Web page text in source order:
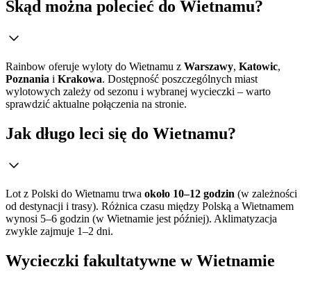
Skąd można polecieć do Wietnamu?
Rainbow oferuje wyloty do Wietnamu z Warszawy, Katowic,
Poznania i Krakowa. Dostępność poszczególnych miast
wylotowych zależy od sezonu i wybranej wycieczki – warto
sprawdzić aktualne połączenia na stronie.
Jak długo leci się do Wietnamu?
Lot z Polski do Wietnamu trwa około 10–12 godzin (w zależności
od destynacji i trasy). Różnica czasu między Polską a Wietnamem
wynosi 5–6 godzin (w Wietnamie jest później). Aklimatyzacja
zwykle zajmuje 1–2 dni.
Wycieczki fakultatywne w Wietnamie